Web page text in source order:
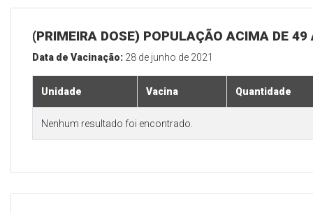
(PRIMEIRA DOSE) POPULAÇÃO ACIMA DE 49
Data de Vacinação: 28 de junho de 2021
Unidade Vacina Quantidade
Nenhum resultado foi encontrado.